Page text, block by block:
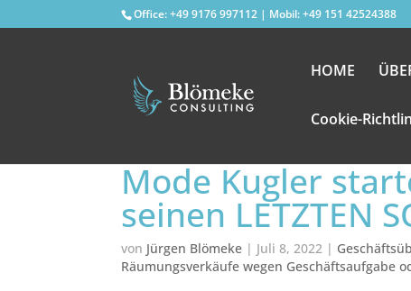
Office: +49 9176 997112 | Mobil: +49 151 42524388
HOME
Cookie-
Mode Kugler
seinen LETZTEN
von Jürgen Blömeke | Juli 8, 2022 |
Räumungsverkäufe wegen Geschäftsaufgabe